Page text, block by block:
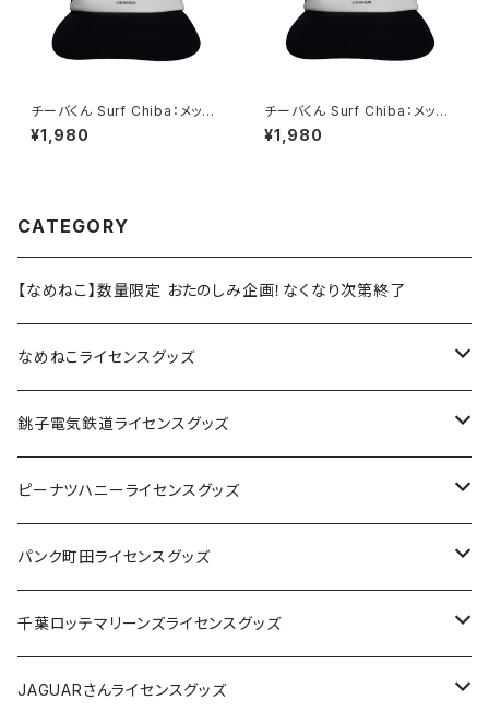
チーバくん Surf Chiba：メッシ
ュキャップ（Bホワイト）
¥1,980
チーバくん Surf Chiba：メッシ
ュキャップ（Aホワイト）
¥1,980
CATEGORY
【なめねこ】数量限定 おたのしみ企画！なくなり次第終了
なめねこライセンスグッズ
Tシャツ
キャップ
ステッカー
缶バッジ
ホテルキーホルダー
銚子電気鉄道ライセンスグッズ
ステッカー
缶バッジ
アクリルキーホルダー
ホテルキーホルダー
ピーナツハニーライセンスグッズ
Tシャツ
キャップ
バッグ
パンク町田ライセンスグッズ
Tシャツ
キャップ
千葉ロッテマリーンズライセンスグッズ
ステッカー
JAGUARさんライセンスグッズ